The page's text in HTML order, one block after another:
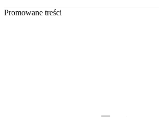
Promowane treści